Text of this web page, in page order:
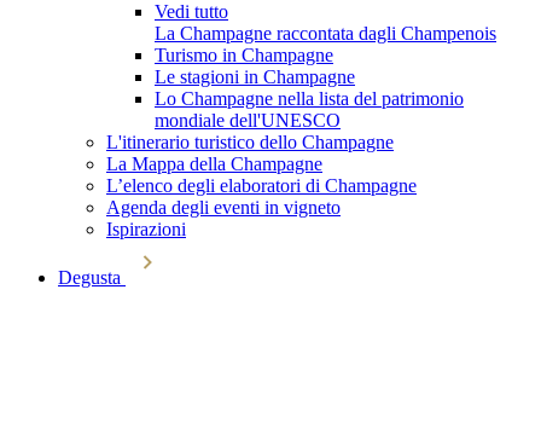
Vedi tutto
La Champagne raccontata dagli Champenois
Turismo in Champagne
Le stagioni in Champagne
Lo Champagne nella lista del patrimonio
mondiale dell'UNESCO
L'itinerario turistico dello Champagne
La Mappa della Champagne
L’elenco degli elaboratori di Champagne
Agenda degli eventi in vigneto
Ispirazioni
Degusta